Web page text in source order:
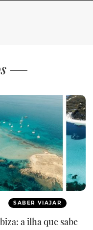
SABER VIAJAR
a ilha que sabe